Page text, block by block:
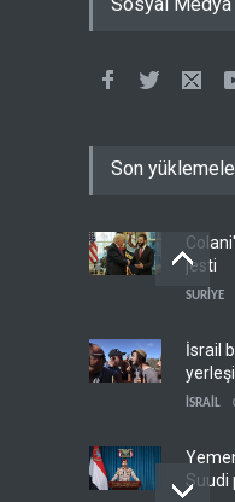
Sosyal Medya
Son
jesti
SURİYE
İsrail
İSRAİL
Suudi